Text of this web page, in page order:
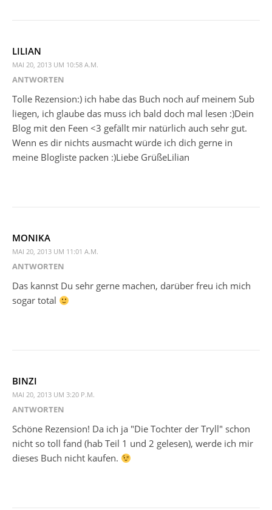
LILIAN
MAI 20, 2013 UM 10:58 A.M.
ANTWORTEN
Tolle Rezension:) ich habe das Buch noch auf meinem Sub
liegen, ich glaube das muss ich bald doch mal lesen :)Dein
Blog mit den Feen <3 gefällt mir natürlich auch sehr gut.
Wenn es dir nichts ausmacht würde ich dich gerne in
meine Blogliste packen :)Liebe GrüßeLilian
MONIKA
MAI 20, 2013 UM 11:01 A.M.
ANTWORTEN
Das kannst Du sehr gerne machen, darüber freu ich mich
sogar total
BINZI
MAI 20, 2013 UM 3:20 P.M.
ANTWORTEN
Schöne Rezension! Da ich ja "Die Tochter der Tryll" schon
nicht so toll fand (hab Teil 1 und 2 gelesen), werde ich mir
dieses Buch nicht kaufen.